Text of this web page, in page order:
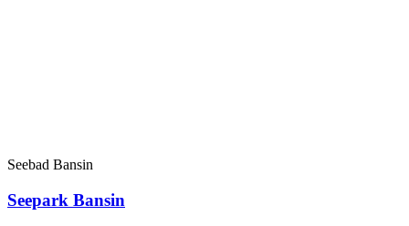
Seebad Bansin
Seepark Bansin